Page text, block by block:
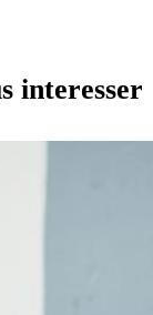
interesser